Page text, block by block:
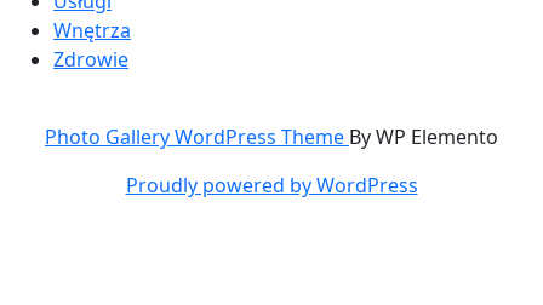
Wnętrza
Zdrowie
Photo Gallery WordPress Theme By WP Elemento
Proudly powered by WordPress